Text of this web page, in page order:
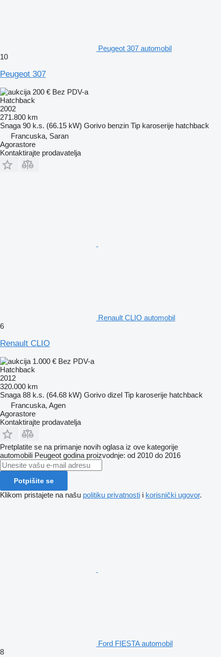
Peugeot 307 automobil
10
Peugeot 307
200 € Bez PDV-a
Hatchback
2002
271.800 km
Snaga 90 k.s. (66.15 kW) Gorivo benzin Tip karoserije hatchback
Francuska, Saran
Agorastore
Kontaktirajte prodavatelja
Renault CLIO automobil
6
Renault CLIO
1.000 € Bez PDV-a
Hatchback
2012
320.000 km
Snaga 88 k.s. (64.68 kW) Gorivo dizel Tip karoserije hatchback
Francuska, Agen
Agorastore
Kontaktirajte prodavatelja
Pretplatite se na primanje novih oglasa iz ove kategorije
automobili Peugeot godina proizvodnje: od 2010 do 2016
Potpišite se
Klikom pristajete na našu politiku privatnosti i korisnički ugovor.
Ford FIESTA automobil
8